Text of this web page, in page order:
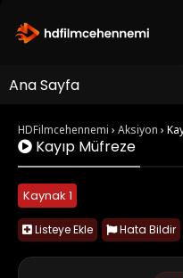
Ana Sayfa
HDFilmcehennemi › Aksiyon ›
Kayıp Müfreze
Kaynak 1
Listeye Ekle Hata Bildir